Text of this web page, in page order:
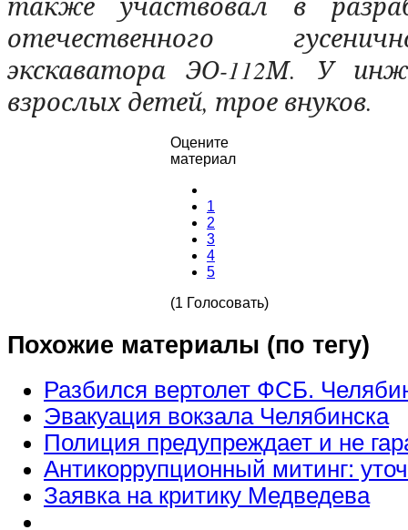
отечественного
экскаватора ЭО-112М. У
взрослых детей, трое внуков.
Оцените
материал
1
2
3
4
5
(1 Голосовать)
Похожие материалы (по тегу)
Разбился вертолет ФСБ.
Эвакуация вокзала Челябинска
Полиция предупреждает и не
Антикоррупционный митинг:
Заявка на критику Медведева